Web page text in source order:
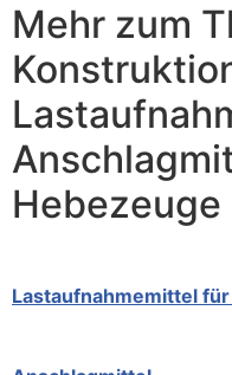
Mehr zum
Hebezeuge
Lastaufnahmemittel